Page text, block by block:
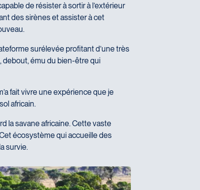
de résister à sortir à l’extérieur
des sirènes et assister à cet
surélevée profitant d’une très
debout, ému du bien-être qui
fait vivre une expérience que je
africain.
la savane africaine. Cette vaste
écosystème qui accueille des
survie.